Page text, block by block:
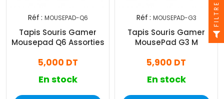
Réf : MOUSEPAD-Q6
Tapis Souris Gamer
Mousepad Q6 Assorties
5,000 DT
En stock
Réf : MOUSEPAD-G3
Tapis Souris Gamer
MousePad G3 M
5,900 DT
En stock
FILTRE